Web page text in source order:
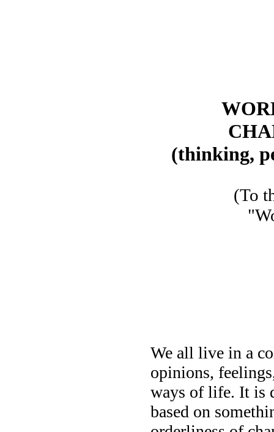
(thinking,
(To
We all live in a
opinions,
ways of life. It is
based on